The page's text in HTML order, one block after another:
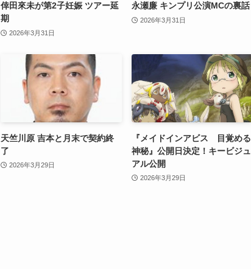
倖田來未が第2子妊娠 ツアー延
期
2026年3月31日
永瀬廉 キンプリ公演MCの裏話
2026年3月31日
天竺川原 吉本と月末で契約終
了
2026年3月29日
『メイドインアビス 目覚める
神秘』公開日決定！キービジュ
アル公開
2026年3月29日